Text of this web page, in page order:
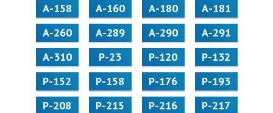
А-158
А-160 А-180
А-181
А-260
А-289 А-290
А-291
А-310
Р-23 Р-120
Р-132
Р-152
Р-158 Р-176
Р-193
Р-208
Р-215 Р-216
Р-217